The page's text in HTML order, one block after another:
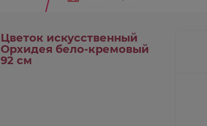
Цветок искусственный
Орхидея бело-кремовый
92 см